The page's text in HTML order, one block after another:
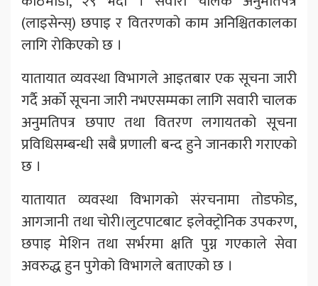
(लाइसेन्स्) छपाइ र वितरणको काम अनिश्चितकालका
लागि रोकिएको छ ।
यातायात व्यवस्था विभागले आइतबार एक सूचना जारी
गर्दै अर्को सूचना जारी नभएसम्मका लागि सवारी चालक
अनुमतिपत्र छपाए तथा वितरण लगायतको सूचना
प्रविधिसम्बन्धी सबै प्रणाली बन्द हुने जानकारी गराएको
छ ।
यातायात व्यवस्था विभागको संरचनामा तोडफोड,
आगजानी तथा चोरी।लुटपाटबाट इलेक्ट्रोनिक उपकरण,
छपाइ मेशिन तथा सर्भरमा क्षति पुग्न गएकाले सेवा
अवरुद्ध हुन पुगेको विभागले बताएको छ ।